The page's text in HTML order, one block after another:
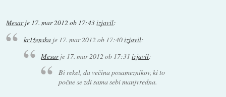
Mesarje 17. mar 2012 ob 17:43izjavil:
kr1ženskaje 17. mar 2012 ob 17:40izjavil:
Mesarje 17. mar 2012 ob 17:31 izjavil:
Bi rekel, da večina posameznikov, ki to
počne se zdi sama sebi manjvredna.